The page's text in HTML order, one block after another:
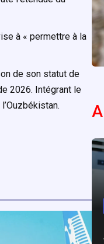
à « permettre à la
de son statut de
2026. Intégrant le